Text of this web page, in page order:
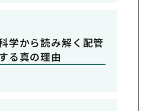
学から読み解く配管
る真の理由